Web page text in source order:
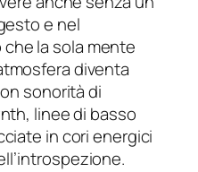
e nel
la sola mente
diventa
sonorità di
linee di basso
in cori energici